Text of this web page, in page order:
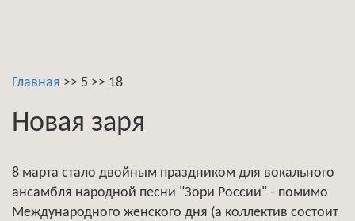
Главная >> 5 >> 18
Новая заря
8 марта стало двойным праздником для вокального
ансамбля народной песни "Зори России" - помимо
Международного женского дня (а коллектив состоит